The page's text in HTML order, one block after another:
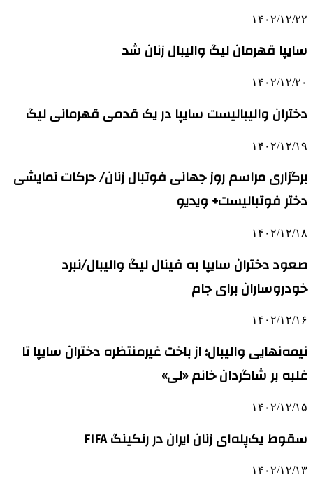
۱۴۰۲/۱۲/۲۲
سایپا قهرمان لیگ والیبال زنان شد
۱۴۰۲/۱۲/۲۰
دختران والیبالیست سایپا در یک قدمی قهرمانی لیگ
۱۴۰۲/۱۲/۱۹
برگزاری مراسم روز جهانی فوتبال زنان/ حرکات نمایشی
دختر فوتبالیست+ ویدیو
۱۴۰۲/۱۲/۱۸
صعود دختران سایپا به فینال لیگ والیبال/نبرد
خودروساران برای جام
۱۴۰۲/۱۲/۱۶
نیمه‌نهایی والیبال؛ از باخت غیرمنتظره دختران سایپا تا
غلبه بر شاگردان خانم «لی»
۱۴۰۲/۱۲/۱۵
سقوط یک‌پله‌ای زنان ایران در رنکینگ FIFA
۱۴۰۲/۱۲/۱۳